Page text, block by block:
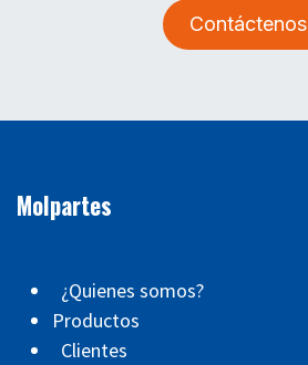
Contáctenos
Molpartes
¿Quienes somos?
Productos
Clientes